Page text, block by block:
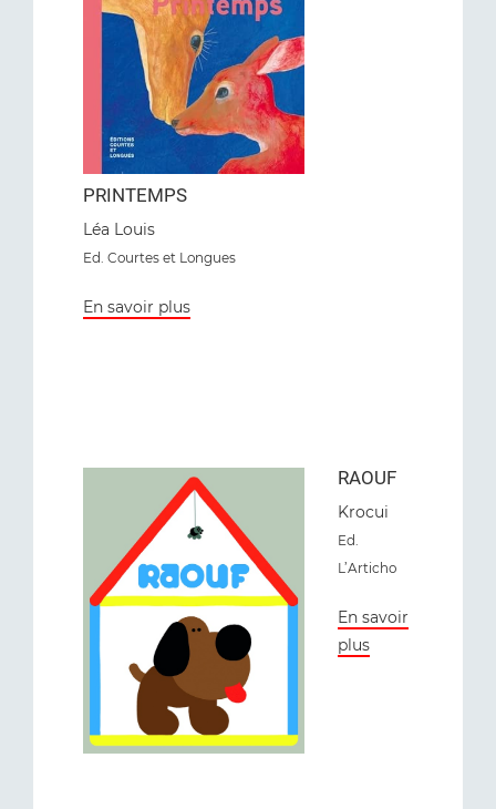
PRINTEMPS
Léa Louis
Ed. Courtes et Longues
En savoir plus
RAOUF
Krocui
Ed.
L’Articho
En savoir
plus